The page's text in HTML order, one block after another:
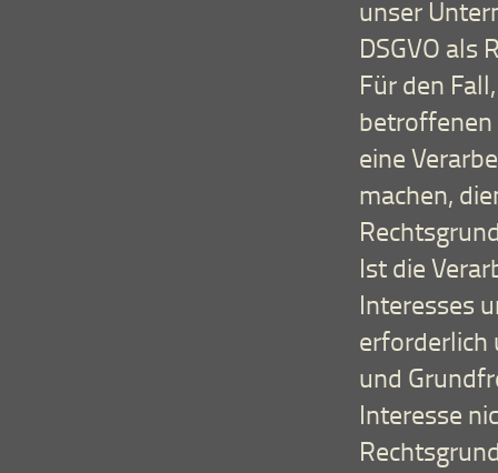
unser
DSGVO als
Für den
betroffenen
eine
machen,
Ist die
Interesses
erforderlich
und
Interesse